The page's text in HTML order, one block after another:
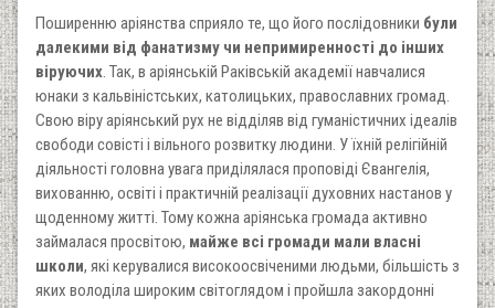
Поширенню аріянства сприяло те, що його послідовники були
далекими від фанатизму чи непримиренності до інших
віруючих. Так, в аріянській Раківській академії навчалися
юнаки з кальвіністських, католицьких, православних громад.
Свою віру аріянський рух не відділяв від гуманістичних ідеалів
свободи совісті і вільного розвитку людини. У їхній релігійній
діяльності головна увага приділялася проповіді Євангелія,
вихованню, освіті і практичній реалізації духовних настанов у
щоденному житті. Тому кожна аріянська громада активно
займалася просвітою, майже всі громади мали власні
школи, які керувалися високоосвіченими людьми, більшість з
яких володіла широким світоглядом і пройшла закордонні